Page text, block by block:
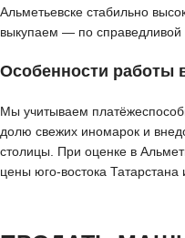
Альметьевске стабильно
выкупаем — по справедливой
Особенности работы
Мы учитываем
долю свежих иномарок и
столицы. При оценке в
цены юго-востока Татарстана